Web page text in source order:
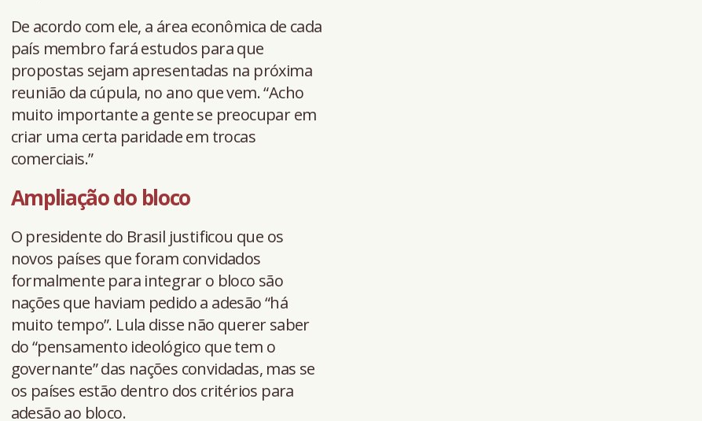
De acordo com ele, a área econômica de cada
país membro fará estudos para que
propostas sejam apresentadas na próxima
reunião da cúpula, no ano que vem. “Acho
muito importante a gente se preocupar em
criar uma certa paridade em trocas
comerciais.”
Ampliação do bloco
O presidente do Brasil justificou que os
novos países que foram convidados
formalmente para integrar o bloco são
nações que haviam pedido a adesão “há
muito tempo”. Lula disse não querer saber
do “pensamento ideológico que tem o
governante” das nações convidadas, mas se
os países estão dentro dos critérios para
adesão ao bloco.